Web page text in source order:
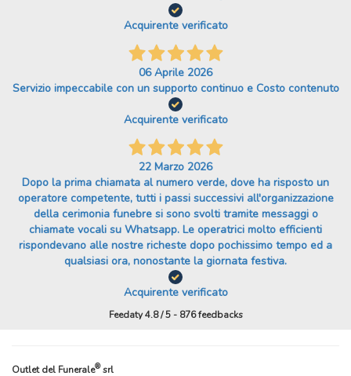
Acquirente verificato
06 Aprile 2026
Servizio impeccabile con un supporto continuo e Costo contenuto
Acquirente verificato
22 Marzo 2026
Dopo la prima chiamata al numero verde, dove ha risposto un
operatore competente, tutti i passi successivi all'organizzazione
della cerimonia funebre si sono svolti tramite messaggi o
chiamate vocali su Whatsapp. Le operatrici molto efficienti
rispondevano alle nostre richeste dopo pochissimo tempo ed a
qualsiasi ora, nonostante la giornata festiva.
Acquirente verificato
Feedaty4.8/5 - 876feedbacks
Outlet del Funerale®srl